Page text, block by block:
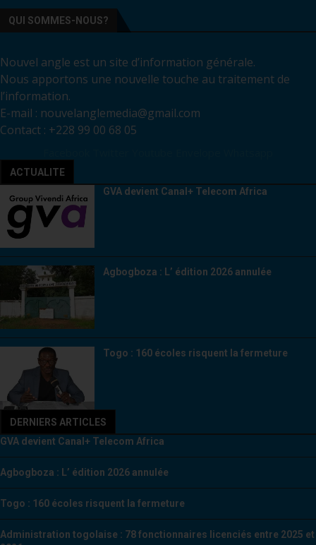
QUI SOMMES-NOUS?
Nouvel angle est un site d’information générale.
Nous apportons une nouvelle touche au traitement de
l’information.
E-mail : nouvelanglemedia@gmail.com
Contact : +228 99 00 68 05
ACTUALITE
GVA devient Canal+ Telecom Africa
Agbogboza : L’ édition 2026 annulée
Togo : 160 écoles risquent la fermeture
DERNIERS ARTICLES
GVA devient Canal+ Telecom Africa
Agbogboza : L’ édition 2026 annulée
Togo : 160 écoles risquent la fermeture
Administration togolaise : 78 fonctionnaires licenciés entre 2025 et